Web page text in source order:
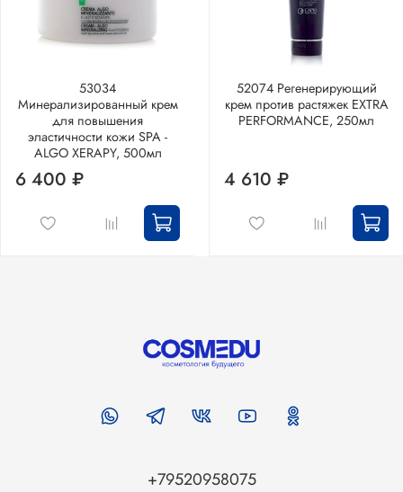
53034
Минерализированный крем
для повышения
эластичности кожи SPA -
ALGO XERAPY, 500мл
6 400 ₽
52074 Регенерирующий
крем против растяжек EXTRA
PERFORMANCE, 250мл
4 610 ₽
+79520958075